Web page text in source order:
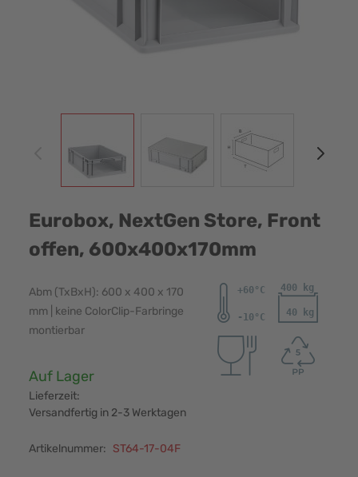
Eurobox, NextGen Store, Front
offen, 600x400x170mm
Abm (TxBxH): 600 x 400 x 170
mm | keine ColorClip-Farbringe
montierbar
Verfügbarkeit:
Auf Lager
Lieferzeit:
Versandfertig in 2-3 Werktagen
Artikelnummer: ST64-17-04F